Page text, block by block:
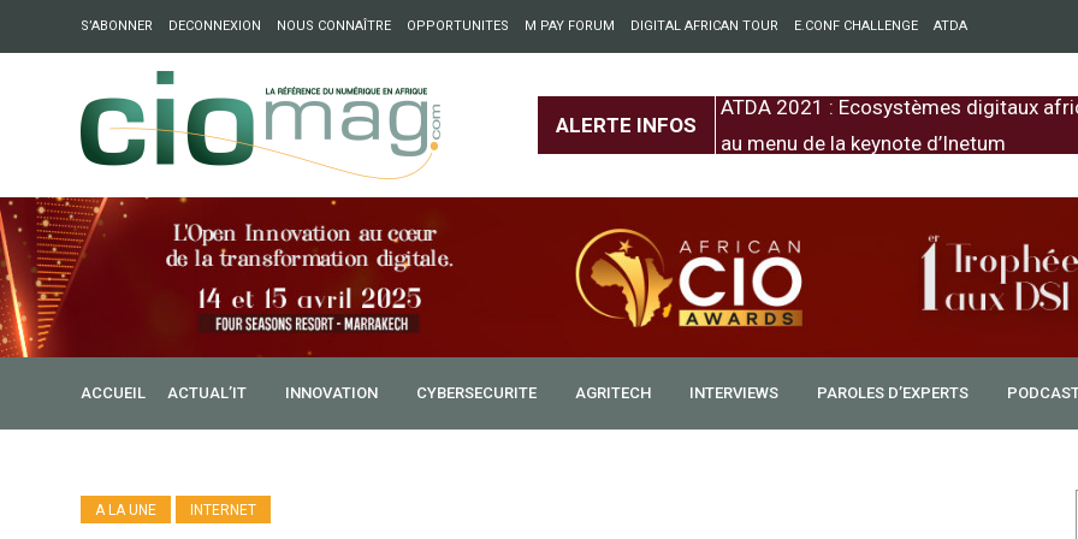
S’ABONNER DECONNEXION NOUS CONNAÎTRE OPPORTUNITES M PAY FORUM DIGITAL AFRICAN TOUR E.CONF CHALLENGE ATDA
ALERTE INFOS
: Partech Shaker lance Chapter54 pour créer des ponts entre l’Europe et
ATDA 2021 : Ecosystèmes digitaux
au menu de la keynote d’Inetum
ACCUEIL ACTUAL’IT INNOVATION CYBERSECURITE AGRITECH INTERVIEWS PAROLES D’EXPERTS
A LA UNE INTERNET